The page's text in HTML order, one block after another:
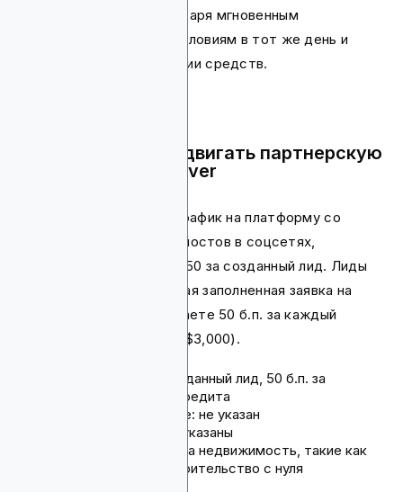
имеет репутацию благодаря мгновенным
одобрениям, срочным условиям в тот же день и
письмам о подтверждении средств.
Почему стоит продвигать партнерскую
программу New Silver
Когда вы отправляете трафик на платформу со
своего сайта, блога или постов в соцсетях,
платформа платит вам $50 за созданный лид. Лиды
определяются как каждая заполненная заявка на
кредит. Вы также получаете 50 б.п. за каждый
закрытый кредит ($500-$3,000).
Комиссия: $50 за созданный лид, 50 б.п. за
закрытую продажу кредита
Срок действия cookie: не указан
Способы оплаты: не указаны
Продукты: кредиты на недвижимость, такие как
fix & flip, аренда, строительство с нуля